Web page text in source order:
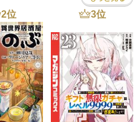
2位 3位